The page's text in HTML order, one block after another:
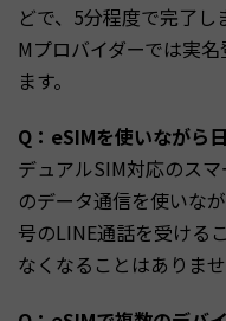
どで、5分程度で完了
Mプロバイダーでは実
ます。
Q：eSIMを使いながら
デュアルSIM対応のス
のデータ通信を使いな
号のLINE通話を受ける
なくなることはありませ